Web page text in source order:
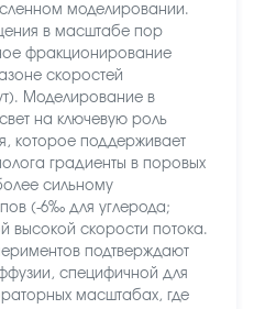
моделировании.
в масштабе пор
фракционирование
скоростей
Моделирование в
на ключевую роль
которое поддерживает
градиенты в поровых
сильному
(-6‰ для углерода;
высокой скорости потока.
подтверждают
специфичной для
масштабах, где